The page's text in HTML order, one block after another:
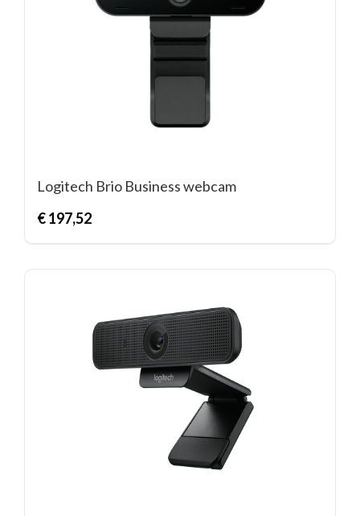
Logitech Brio Business webcam
€197,52